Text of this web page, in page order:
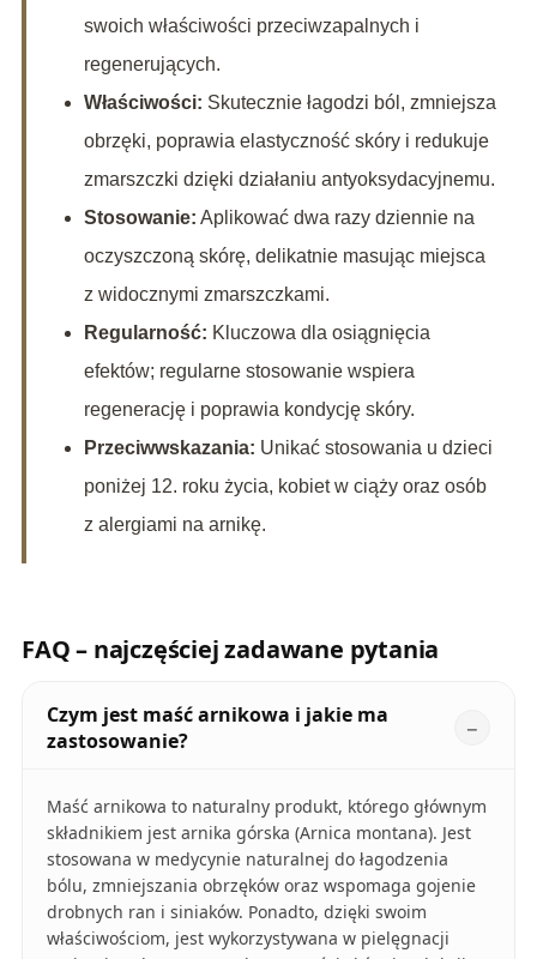
swoich właściwości przeciwzapalnych i
regenerujących.
Właściwości: Skutecznie łagodzi ból, zmniejsza
obrzęki, poprawia elastyczność skóry i redukuje
zmarszczki dzięki działaniu antyoksydacyjnemu.
Stosowanie: Aplikować dwa razy dziennie na
oczyszczoną skórę, delikatnie masując miejsca
z widocznymi zmarszczkami.
Regularność: Kluczowa dla osiągnięcia
efektów; regularne stosowanie wspiera
regenerację i poprawia kondycję skóry.
Przeciwwskazania: Unikać stosowania u dzieci
poniżej 12. roku życia, kobiet w ciąży oraz osób
z alergiami na arnikę.
FAQ – najczęściej zadawane pytania
Czym jest maść arnikowa i jakie ma
zastosowanie?
Maść arnikowa to naturalny produkt, którego głównym
składnikiem jest arnika górska (Arnica montana). Jest
stosowana w medycynie naturalnej do łagodzenia
bólu, zmniejszania obrzęków oraz wspomaga gojenie
drobnych ran i siniaków. Ponadto, dzięki swoim
właściwościom, jest wykorzystywana w pielęgnacji